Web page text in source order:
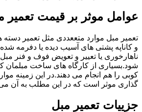
عوامل موثر بر قیمت تعمیر
تعمیر مبل موارد متععددی مثل تعمیر
و کاناپه پشتی های آسیب دیده یا دفرمه
ناهارخوری یا تعییر و تعویض فوف و فنر
شود.بسیاری از کارگاه های ساخت مبلمان
کوبی را هم انجام می دهند.در این زمینه
گذاری موثر است که در این مطلب به آن می
جزییات تعمیر مبل